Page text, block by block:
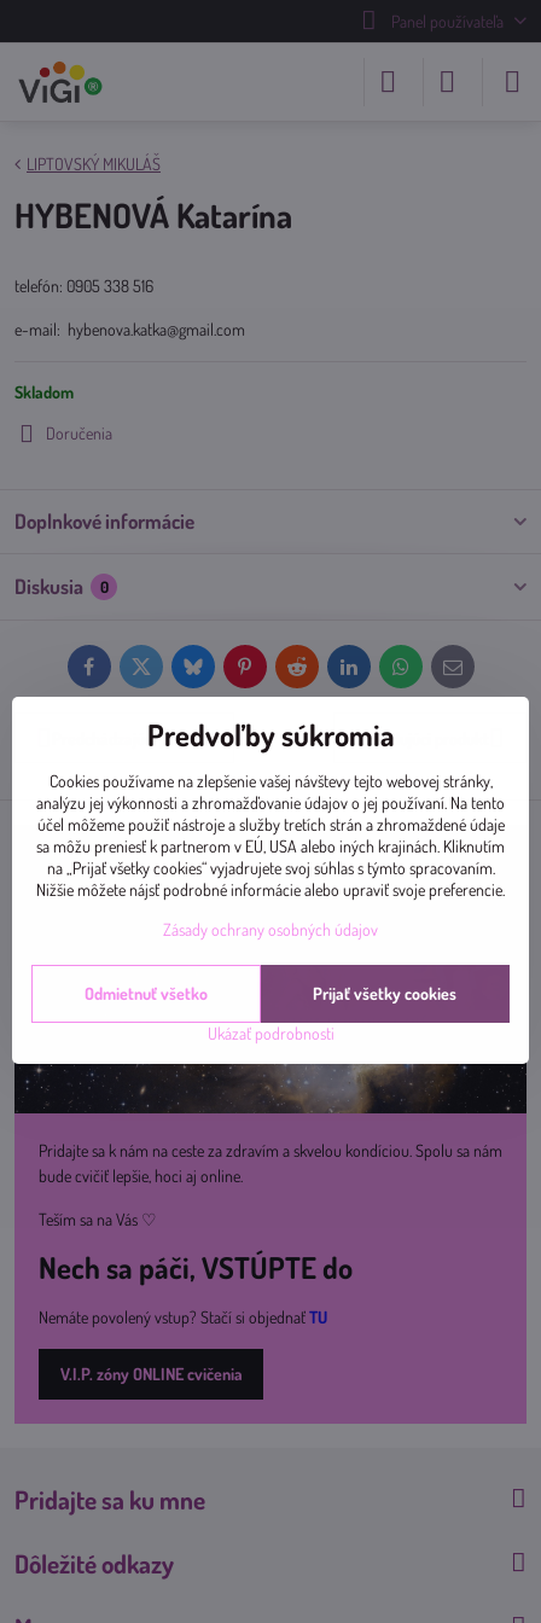
Panel používateľa
LIPTOVSKÝ MIKULÁŠ
HYBENOVÁ Katarína
telefón: 0905 338 516
e-mail: hybenova.katka@gmail.com
Skladom
Doručenia
Doplnkové informácie
Diskusia 0
FacebookTwitter BlueskyPinterestReddit LinkedInWhatsApp
E-
mail
Predchádzajúci produkt Nasledujúci produkt
Pridajte sa k nám na ceste za zdravím a skvelou kondíciou. Spolu sa nám
bude cvičiť lepšie, hoci aj online.
Teším sa na Vás ♡
Nech sa páči, VSTÚPTE do
Nemáte povolený vstup? Stačí si objednaťTU
V.I.P. zóny ONLINE cvičenia
Pridajte sa ku mne
Dôležité odkazy
Predvoľby súkromia
Cookies používame na zlepšenie vašej návštevy tejto webovej stránky,
analýzu jej výkonnosti a zhromažďovanie údajov o jej používaní. Na tento
účel môžeme použiť nástroje a služby tretích strán a zhromaždené údaje
sa môžu preniesť k partnerom v EÚ, USA alebo iných krajinách. Kliknutím
na „Prijať všetky cookies“ vyjadrujete svoj súhlas s týmto spracovaním.
Nižšie môžete nájsť podrobné informácie alebo upraviť svoje preferencie.
Zásady ochrany osobných údajov
Ukázať podrobnosti
Prijať všetky cookies
Odmietnuť všetko